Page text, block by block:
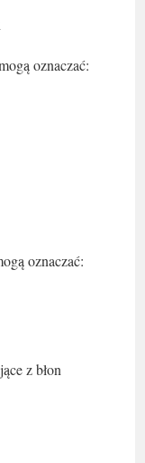
oznaczać:
oznaczać:
z błon